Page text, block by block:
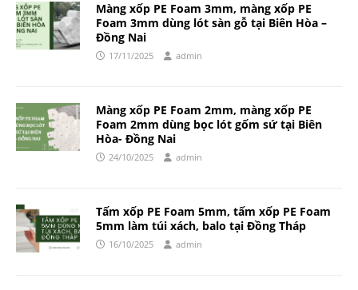
Màng xốp PE Foam 3mm, màng xốp PE
Foam 3mm dùng lót sàn gỗ tại Biên Hòa –
Đồng Nai
17/11/2025 admin
Màng xốp PE Foam 2mm, màng xốp PE
Foam 2mm dùng bọc lót gốm sứ tại Biên
Hòa- Đồng Nai
24/10/2025 admin
Tấm xốp PE Foam 5mm, tấm xốp PE Foam
5mm làm túi xách, balo tại Đồng Tháp
16/10/2025 admin